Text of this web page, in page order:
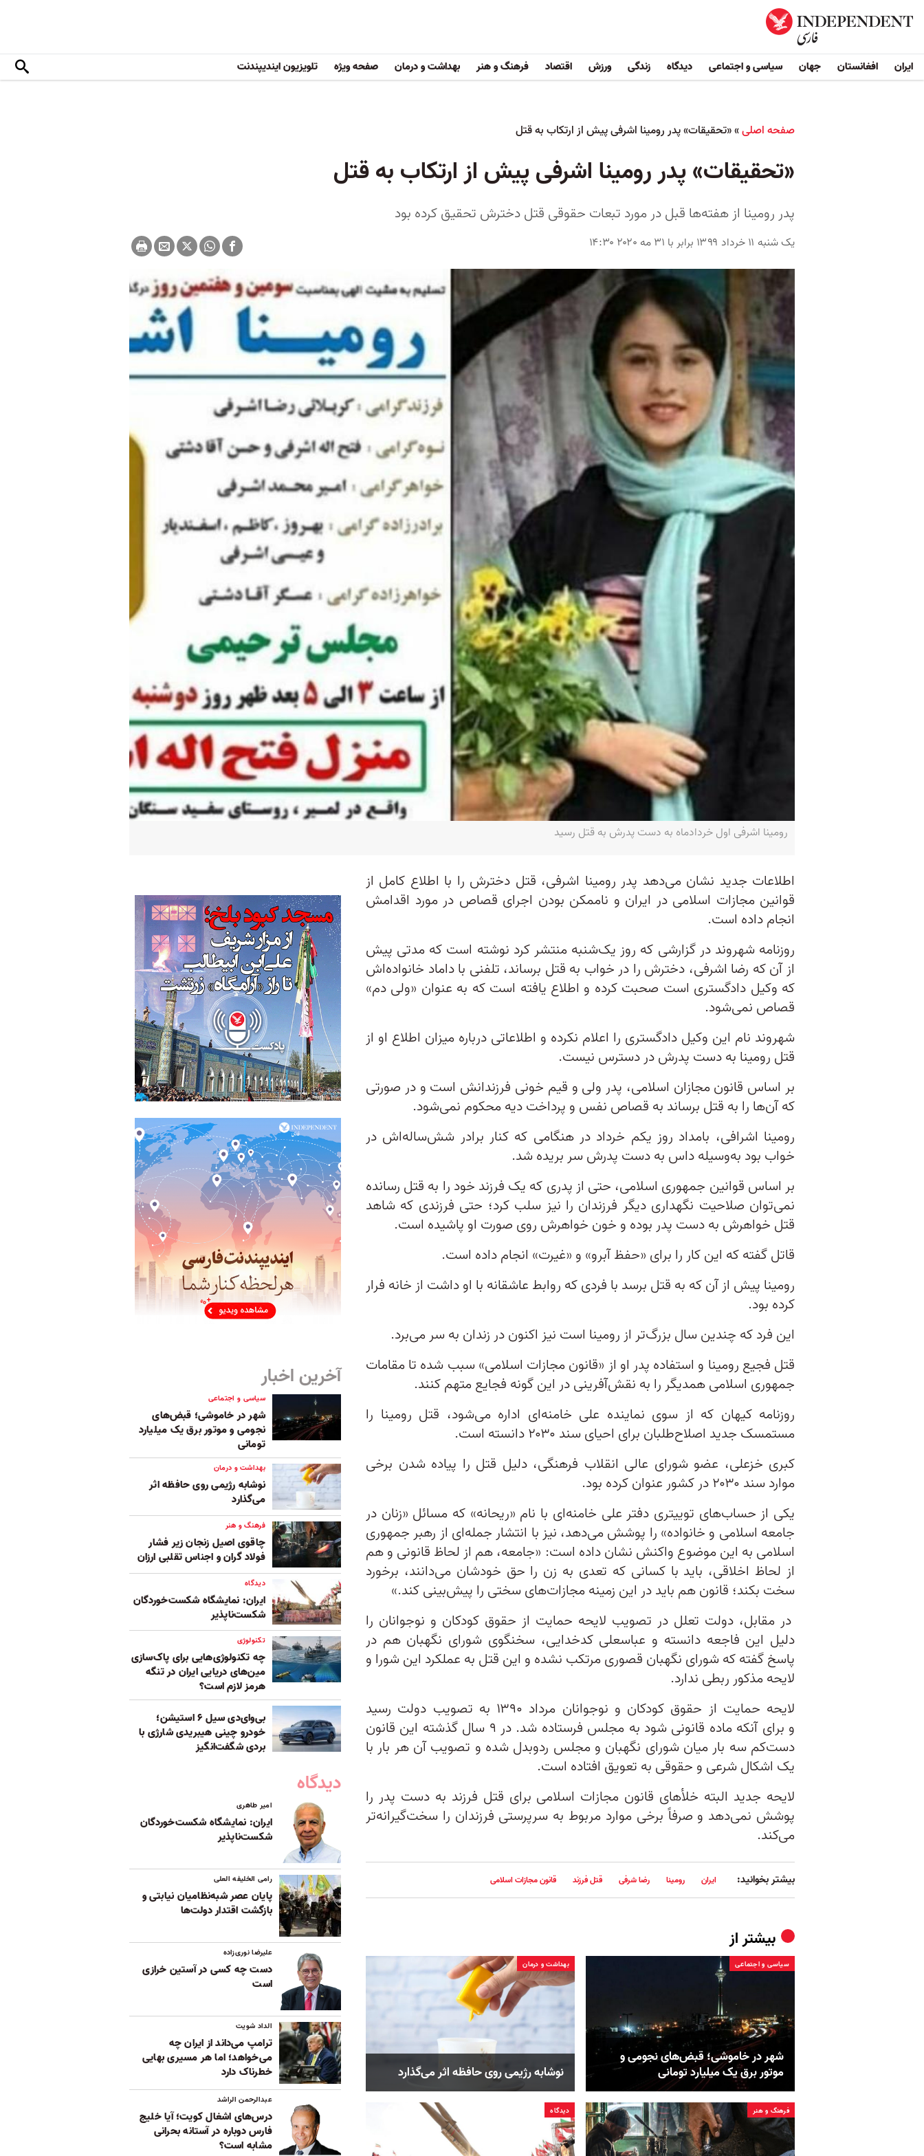
ایران افغانستان جهان سیاسی و اجتماعی دیدگاه زندگی ورزش اقتصاد فرهنگ و هنر بهداشت و درمان صفحه ویژه تلویزیون ایندیپندنت
صفحه اصلی»«تحقیقات» پدر رومینا اشرفی پیش از ارتکاب به قتل
«تحقیقات» پدر رومینا اشرفی پیش از ارتکاب به قتل
پدر رومینا از هفته‌ها قبل در مورد تبعات حقوقی قتل دخترش تحقیق کرده بود
یک شنبه ۱۱ خرداد ۱۳۹۹ برابر با ۳۱ مه ۲۰۲۰ ۱۴:۳۰
رومینا اشرفی اول خردادماه به دست پدرش به قتل رسید
اطلاعات جدید نشان می‌دهد پدر رومینا اشرفی، قتل دخترش را با اطلاع کامل از
قوانین مجازات اسلامی در ایران و ناممکن بودن اجرای قصاص در مورد اقدامش
انجام داده است.
روزنامه شهروند در گزارشی که روز یک‌شنبه منتشر کرد نوشته است که مدتی پیش
از آن که رضا اشرفی، دخترش را در خواب به قتل برساند، تلفنی با داماد خانواده‌اش
که وکیل دادگستری است صحبت کرده و اطلاع یافته است که به‌ عنوان «ولی‌ دم»
قصاص نمی‌شود.
شهروند نام این وکیل دادگستری را اعلام نکرده و اطلاعاتی درباره میزان اطلاع او از
قتل رومینا به دست پدرش در دسترس نیست.
بر اساس قانون مجازان اسلامی، پدر ولی و قیم خونی فرزندانش است و در صورتی
که آن‌ها را به قتل برساند به قصاص نفس و پرداخت دیه محکوم نمی‌شود.
رومینا اشرافی، بامداد روز یکم خرداد در هنگامی که کنار برادر شش‌ساله‌اش در
خواب بود به‌وسیله داس به دست پدرش سر بریده شد.
بر اساس قوانین جمهوری اسلامی، حتی از پدری که یک فرزند خود را به قتل رسانده
نمی‌توان صلاحیت نگهداری دیگر فرزندان را نیز سلب کرد؛ حتی فرزندی که شاهد
قتل خواهرش به دست پدر بوده و خون خواهرش روی صورت او پاشیده است.
قاتل گفته که این کار را برای «حفظ آبرو» و «غیرت» انجام داده است.
رومینا پیش از آن که به قتل برسد با فردی که روابط عاشقانه با او داشت از خانه فرار
کرده بود.
این فرد که چندین سال بزرگ‌تر از رومینا است نیز اکنون در زندان به سر می‌برد.
قتل فجیع رومینا و استفاده پدر او از «قانون مجازات اسلامی» سبب شده تا مقامات
جمهوری اسلامی همدیگر را به نقش‌آفرینی در این‌ گونه فجایع متهم کنند.
روزنامه کیهان که از سوی نماینده علی خامنه‌ای اداره می‌شود، قتل رومینا را
مستمسک جدید اصلاح‌طلبان برای احیای سند ۲۰۳۰ دانسته است.
کبری خزعلی، عضو شورای عالی انقلاب فرهنگی، دلیل قتل را پیاده شدن برخی
موارد سند ۲۰۳۰ در کشور عنوان کرده بود.
یکی از حساب‌های توییتری دفتر علی خامنه‌ای با نام «ریحانه» که مسائل «زنان در
جامعه اسلامی و خانواده» را پوشش می‌‌دهد، نیز با انتشار جمله‌ای از رهبر جمهوری
اسلامی به این موضوع واکنش نشان داده است: «جامعه، هم از لحاظ قانونی و هم
از لحاظ اخلاقی، باید با کسانی که تعدی به زن را حق خودشان می‌دانند، برخورد
سخت بکند؛ قانون هم باید در این زمینه مجازات‌های سختی را پیش‌بینی کند.»
در مقابل، دولت تعلل در تصویب لایحه حمایت از حقوق کودکان و نوجوانان را
دلیل این فاجعه دانسته و عباسعلی کدخدایی، سخنگوی شورای نگهبان هم در
پاسخ گفته که شورای نگهبان قصوری مرتکب نشده و این قتل به عملکرد این شورا و
لایحه مذکور ربطی ندارد.
لایحه حمایت از حقوق کودکان و نوجوانان مرداد ۱۳۹۰ به تصویب دولت رسید
و برای آنکه ماده قانونی شود به مجلس فرستاده شد. در ۹ سال گذشته این قانون
دست‌کم سه بار میان شورای نگهبان و مجلس ردوبدل شده و تصویب آن هر بار با
یک اشکال شرعی و حقوقی به تعویق افتاده است.
لایحه جدید البته خلأهای قانون مجازات اسلامی برای قتل فرزند به دست پدر را
پوشش نمی‌دهد و صرفاً برخی موارد مربوط به سرپرستی فرزندان را سخت‌گیرانه‌تر
می‌کند.
بیشتر بخوانید: ایران رومینا رضا شرفی قتل فرزند قانون مجازات اسلامی
بیشتر از
سیاسی و اجتماعی
شهر در خاموشی؛ قبض‌های نجومی و
موتور برق یک میلیارد تومانی
بهداشت و درمان
نوشابه رژیمی روی حافظه اثر می‌گذارد
فرهنگ و هنر دیدگاه
آخرین اخبار
سیاسی و اجتماعی
شهر در خاموشی؛ قبض‌های
نجومی و موتور برق یک میلیارد
تومانی
بهداشت و درمان
نوشابه رژیمی روی حافظه اثر
می‌گذارد
فرهنگ و هنر
چاقوی اصیل زنجان زیر فشار
فولاد گران و اجناس تقلبی ارزان
دیدگاه
ایران: نمایشگاه شکست‌خوردگان
شکست‌ناپذیر
تکنولوژی
چه تکنولوژی‌هایی برای پاک‌سازی
مین‌های دریایی ایران در تنگه
هرمز لازم است؟
بی‌وای‌دی سیل ۶ استیشن؛
خودرو چینی هیبریدی شارژی با
بردی شگفت‌انگیز
دیدگاه
امیر طاهری
ایران: نمایشگاه شکست‌خوردگان
شکست‌ناپذیر
رامی الخلیفه العلی
پایان عصر شبه‌نظامیان نیابتی و
بازگشت اقتدار دولت‌ها
علیرضا نوری‌زاده
دست چه کسی در آستین خرازی
است
الداد شویت
ترامپ می‌داند از ایران چه
می‌خواهد؛ اما هر مسیری بهایی
خطرناک دارد
عبدالرحمن الراشد
درس‌های اشغال کویت؛ آیا خلیج
فارس دوباره در آستانه بحرانی
مشابه است؟